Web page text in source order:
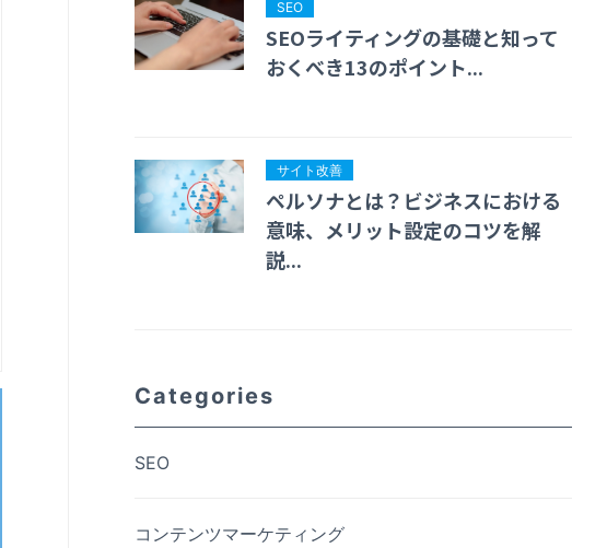
SEO
SEOライティングの基礎と知って
おくべき13のポイント...
サイト改善
ペルソナとは？ビジネスにおける
意味、メリット設定のコツを解
説...
Categories
SEO
コンテンツマーケティング